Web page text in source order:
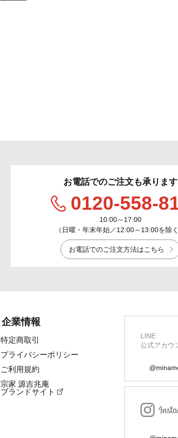
お電話でのご注文も承ります
0120-558-
10:00～17:00
（日曜・年末年始／12:00～13:00を除く
お電話でのご注文方法はこちら
企業情報
特定商取引
プライバシーポリシー
ご利用規約
宗家 源吉兆庵
ブランドサイト
LINE
公式アカウ